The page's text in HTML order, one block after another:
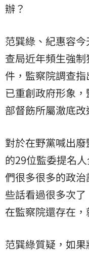
辦？
范巽綠、紀惠容
查局近年頻生強
件，監察院調查指
已重創政府形象
部督飭所屬澈底改
對於在野黨喊出
的29位監委提名
們很多很多的政
些話看過很多次
在監察院還存在
范巽綠質疑，如